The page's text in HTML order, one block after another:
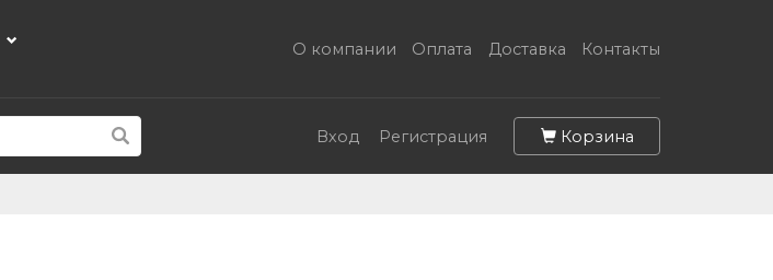
О компании Оплата Доставка Контакты
Вход Регистрация Корзина